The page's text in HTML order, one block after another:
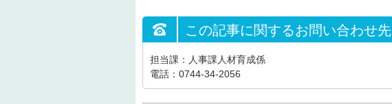
この記事に関するお問い合わせ先
担当課：人事課人材育成係
電話：0744-34-2056